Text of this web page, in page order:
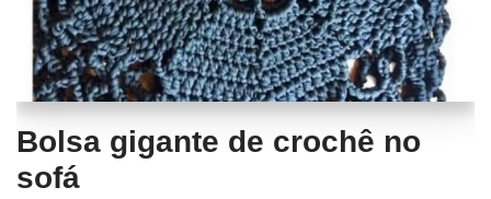
Bolsa gigante de crochê no
sofá